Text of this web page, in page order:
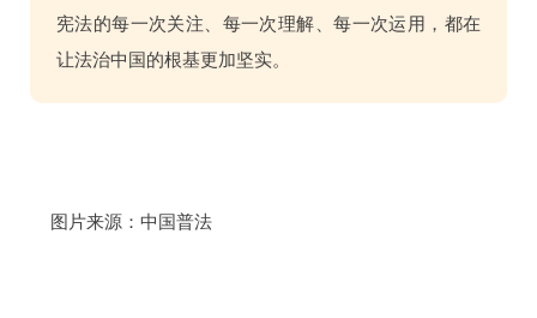
宪法的每一次关注、每一次理解、每一次运用，都在
让法治中国的根基更加坚实。
图片来源：中国普法